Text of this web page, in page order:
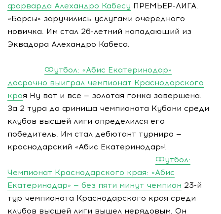
форварда Алехандро Кабесу ПРЕМЬЕР-ЛИГА.
«Барсы» заручились услугами очередного
новичка. Им стал 26-летний нападающий из
Эквадора Алехандро Кабеса.
Футбол: «Абис Екатеринодар»
досрочно выиграл чемпионат Краснодарского
края Ну вот и все — золотая гонка завершена.
За 2 тура до финиша чемпионата Кубани среди
клубов высшей лиги определился его
победитель. Им стал дебютант турнира —
краснодарский «Абис Екатеринодар»!
Футбол:
Чемпионат Краснодарского края: «Абис
Екатеринодар» — без пяти минут чемпион 23-й
тур чемпионата Краснодарского края среди
клубов высшей лиги вышел нерядовым. Он